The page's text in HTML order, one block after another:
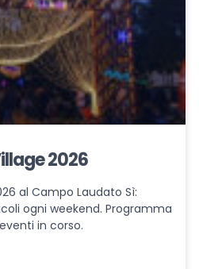
2026
al Campo Laudato Sì:
ogni weekend. Programma
in corso.